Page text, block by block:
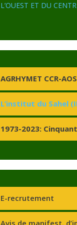
L’OUEST ET DU
AGRHYMET CCR-AOS
L’institut du Sahel
1973-2023:
E-recrutement